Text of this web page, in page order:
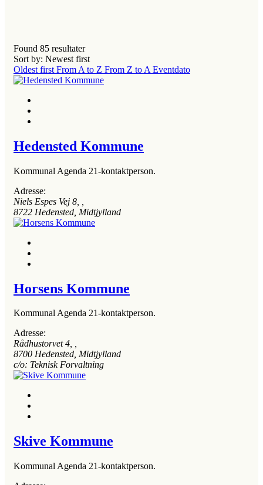
Found 85 resultater
Sort by: Newest first
Oldest first From A to Z From Z to A Eventdato
Hedensted Kommune
Kommunal Agenda 21-kontaktperson.
Adresse:
Niels Espes Vej 8
8722 Hedensted, Midtjylland
Horsens Kommune
Kommunal Agenda 21-kontaktperson.
Adresse:
Rådhustorvet 4, ,
8700 Hedensted, Midtjylland
c/o: Teknisk Forvaltning
Skive Kommune
Kommunal Agenda 21-kontaktperson.